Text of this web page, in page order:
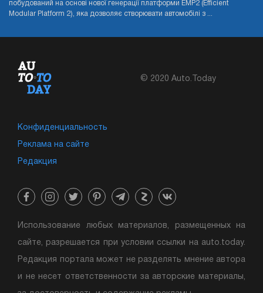
побудований на основі нової генерації платформи EMP2 (Efficient
Modular Platform 2), яка дозволяє створювати автомобілі з ...
© 2020 Auto.Today
Конфиденциальность
Реклама на сайте
Редакция
Использование любых материалов, размещенных на
сайте, разрешается при условии ссылки на auto.today.
Редакция портала может не разделять мнение автора
и не несет ответственности за авторские материалы,